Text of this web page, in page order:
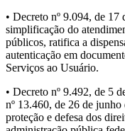
• Decreto nº 9.094, de
simplificação do
públicos, ratifica a
autenticação em
Serviços ao Usuário.
• Decreto nº 9.492, de 5
nº 13.460, de 26 de
proteção e defesa dos